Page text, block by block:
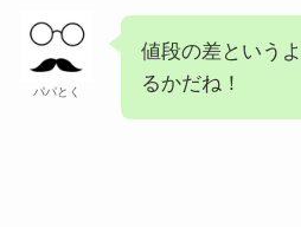
パパとく
値段の差という
るかだね！